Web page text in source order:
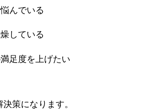
んでいる
している
足度を上げたい
策になります。